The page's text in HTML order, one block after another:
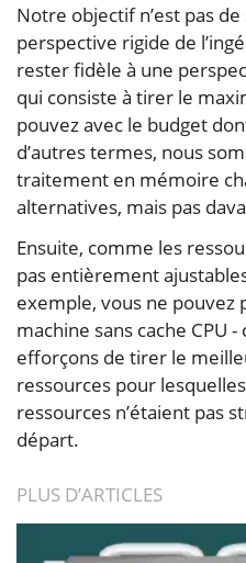
Notre objectif n’est pas de
perspective rigide de
rester fidèle à une
qui consiste à tirer le
pouvez avec le budget
d’autres termes, nous
traitement en mémoire
alternatives, mais pas
Ensuite, comme les
pas entièrement
exemple, vous ne pouvez
machine sans cache CPU
efforçons de tirer le
ressources pour
ressources n’étaient pas
départ.
PLUS D’ARTICLES